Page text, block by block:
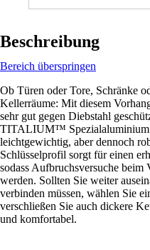
Beschreibung
Bereich überspringen
Ob Türen oder Tore, Schränke
Kellerräume: Mit diesem
sehr gut gegen Diebstahl
TITALIUM™ Spezialaluminium
leichtgewichtig, aber dennoch
Schlüsselprofil sorgt für einen
sodass Aufbruchsversuche
werden. Sollten Sie weiter
verbinden müssen, wählen Sie
verschließen Sie auch dickere
und komfortabel.